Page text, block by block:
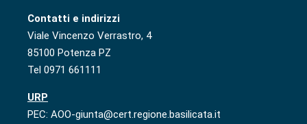
Contatti e indirizzi
Viale Vincenzo Verrastro, 4
85100 Potenza PZ
Tel 0971 661111
URP
PEC: AOO-giunta@cert.regione.basilicata.it